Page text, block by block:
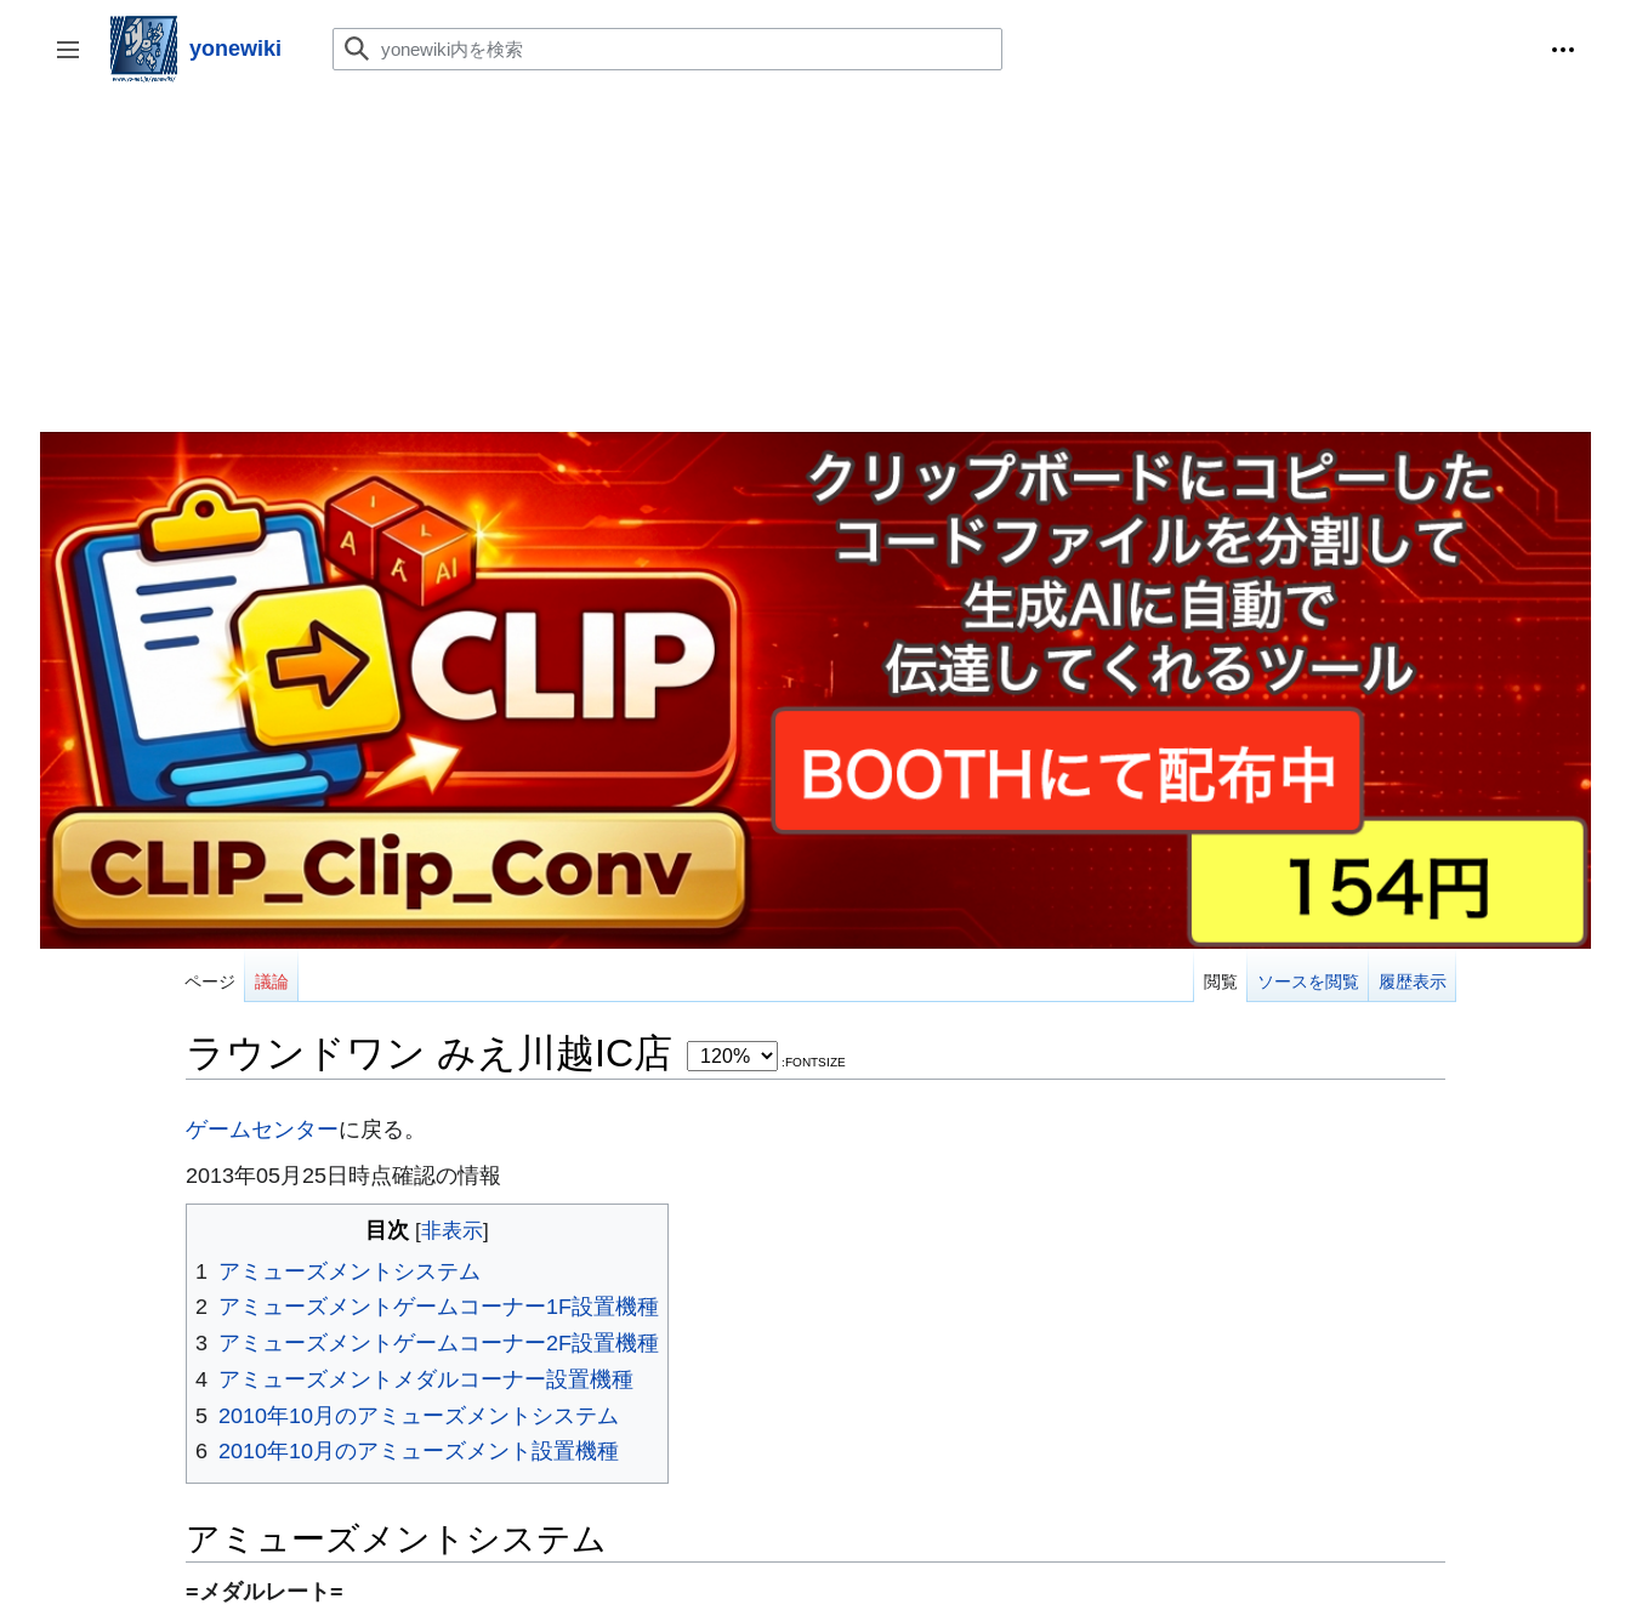
ン
サイドバーの切り替え yonewiki
ページ 議論 閲覧 ソースを閲覧 履歴表示
ラウンドワン みえ川越IC店 :FONTSIZE
ゲームセンターに戻る。
2013年05月25日時点確認の情報
目次
1 アミューズメントシステム
2 アミューズメントゲームコーナー1F設置機種
3 アミューズメントゲームコーナー2F設置機種
4 アミューズメントメダルコーナー設置機種
5 2010年10月のアミューズメントシステム
6 2010年10月のアミューズメント設置機種
アミューズメントシステム
=メダルレート=